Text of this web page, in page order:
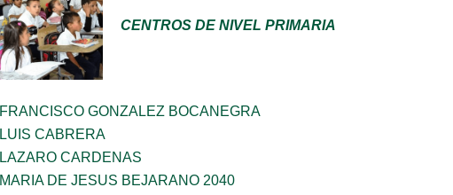
CENTROS DE NIVEL PRIMARIA
FRANCISCO GONZALEZ BOCANEGRA
LUIS CABRERA
LAZARO CARDENAS
MARIA DE JESUS BEJARANO 2040